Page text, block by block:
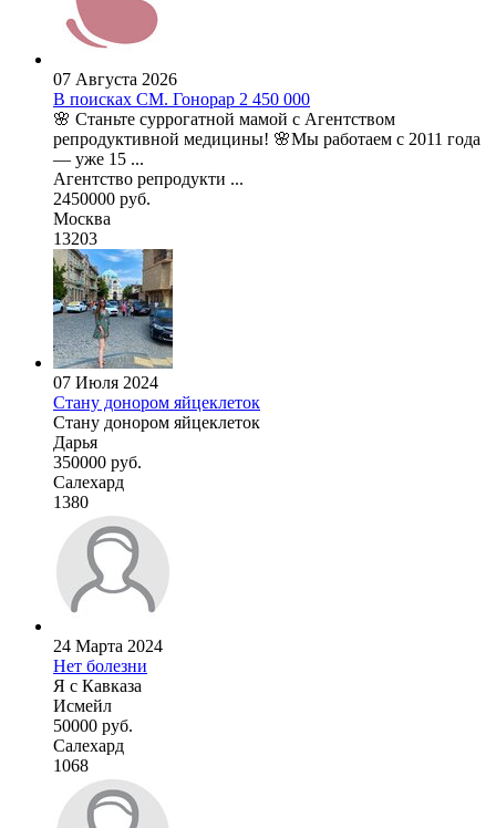
07 Августа 2026
В поисках СМ. Гонорар 2 450 000
🌸 Станьте суррогатной мамой с Агентством
репродуктивной медицины! 🌸Мы работаем с 2011 года
— уже 15 ...
Агентство репродукти ...
2450000 руб.
Москва
13203
07 Июля 2024
Стану донором яйцеклеток
Стану донором яйцеклеток
Дарья
350000 руб.
Салехард
1380
24 Марта 2024
Нет болезни
Я с Кавказа
Исмейл
50000 руб.
Салехард
1068